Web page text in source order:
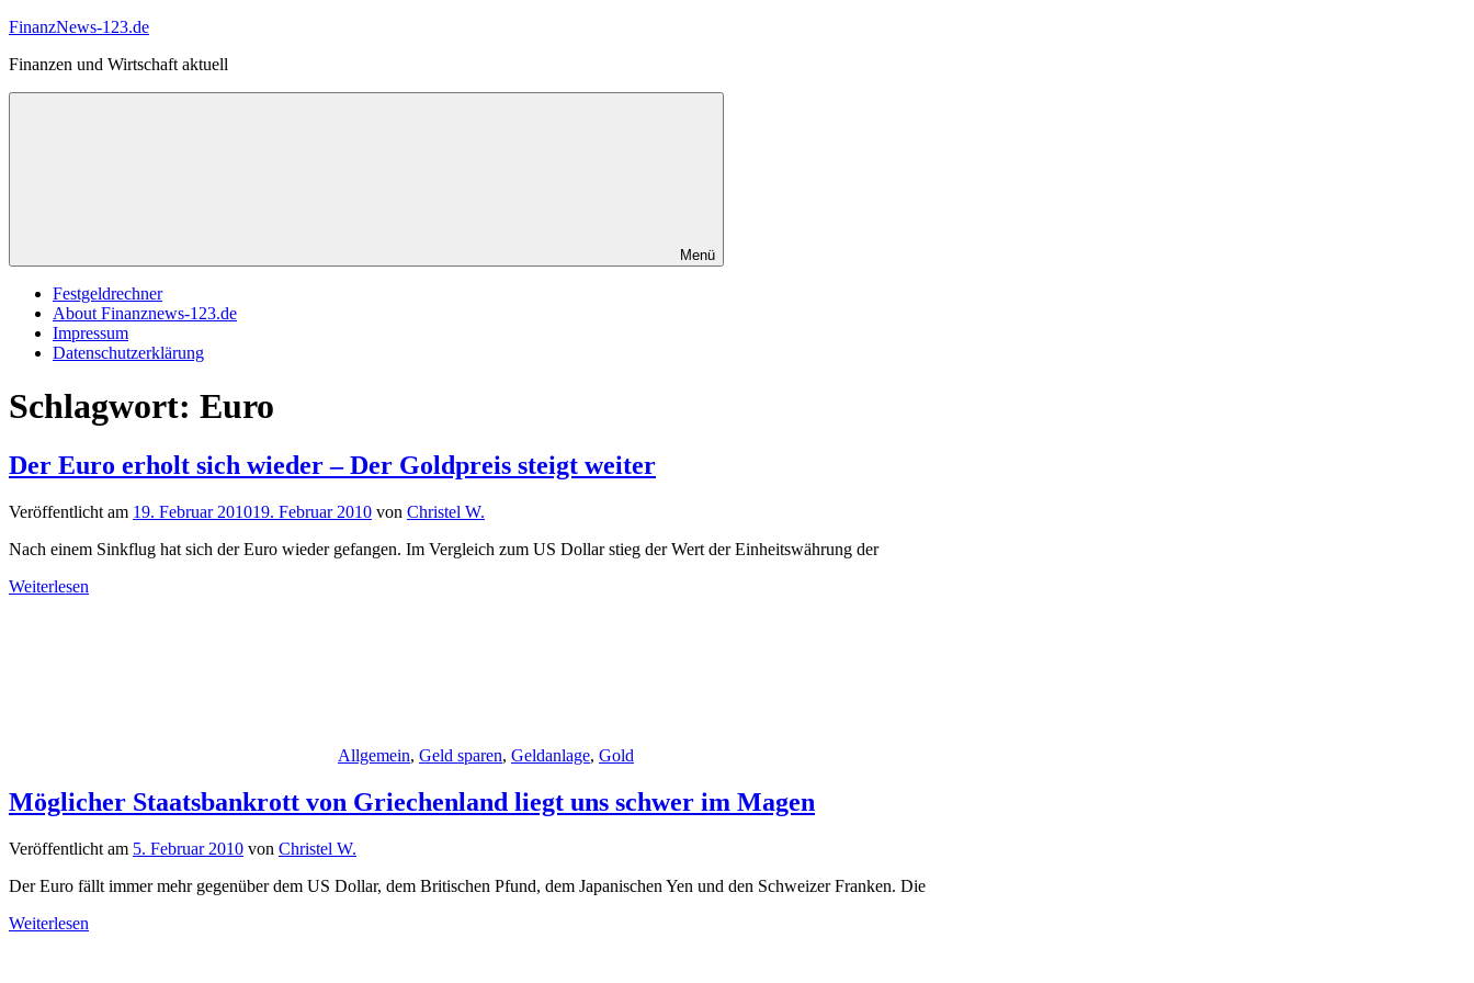
Zum
springen
FinanzNews-123.de
Finanzen und Wirtschaft aktuell
Menü
Festgeldrechner
About Finanznews-123.de
Impressum
Datenschutzerklärung
Schlagwort: Euro
Der Euro erholt sich wieder – Der Goldpreis steigt weiter
Veröffentlicht am 19. Februar 201019. Februar 2010 von Christel W.
Nach einem Sinkflug hat sich der Euro wieder gefangen. Im Vergleich zum US Dollar stieg der Wert der Einheitswährung der
Weiterlesen
Allgemein, Geld sparen, Geldanlage, Gold
Möglicher Staatsbankrott von Griechenland liegt uns schwer im Magen
Veröffentlicht am 5. Februar 2010 von Christel W.
Der Euro fällt immer mehr gegenüber dem US Dollar, dem Britischen Pfund, dem Japanischen Yen und den Schweizer Franken. Die
Weiterlesen